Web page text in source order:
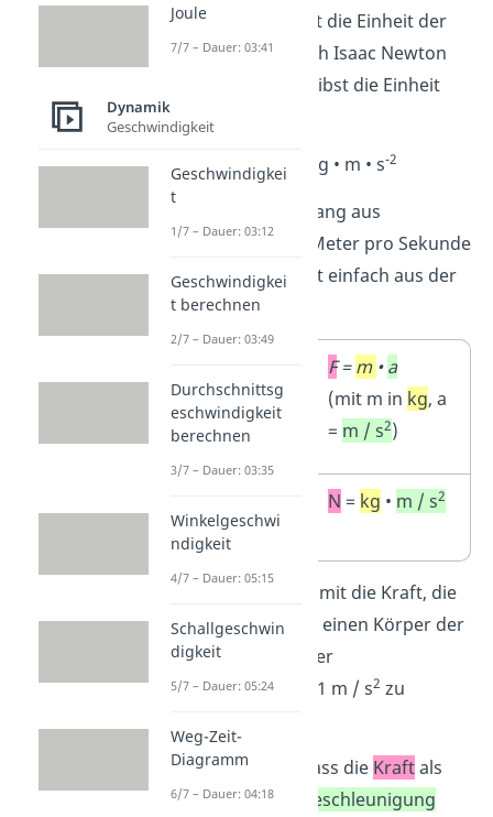
Das
ist die Einheit der
Kraft, welche nach Isaac Newton
benannt ist. Du gibst die Einheit
der Kraft so an:
1 N = 1 kg • m • s-2
Der Zusammenhang aus
Kilogramm und Meter pro Sekunde
hoch zwei kommt einfach aus der
Formel der Kraft.
der Kraft
F=m •a
(mit m in kg, a
= m / s2)
Kraft
N = kg • m / s2
Ein Newton ist somit die Kraft, die
du benötigst, um einen Körper der
Masse 1 kg mit der
Beschleunigung 1 m / s2 zu
Du siehst also, dass die Kraftals
Massemal der
Beschleunigung
Joule
7/7 – Dauer: 03:41
Dynamik
Geschwindigkeit
Geschwindigkei
t
1/7 – Dauer: 03:12
Geschwindigkei
t berechnen
2/7 – Dauer: 03:49
Durchschnittsg
eschwindigkeit
berechnen
3/7 – Dauer: 03:35
Winkelgeschwi
ndigkeit
4/7 – Dauer: 05:15
Schallgeschwin
digkeit
5/7 – Dauer: 05:24
Weg-Zeit-
Diagramm
6/7 – Dauer: 04:18